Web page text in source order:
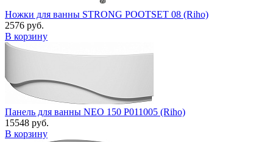
Ножки для ванны STRONG POOTSET 08 (Riho)
2576 руб.
В корзину
Панель для ванны NEO 150 P011005 (Riho)
15548 руб.
В корзину